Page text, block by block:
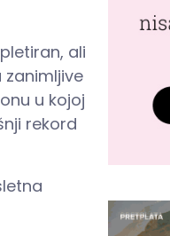
ali
u kojoj
rekord